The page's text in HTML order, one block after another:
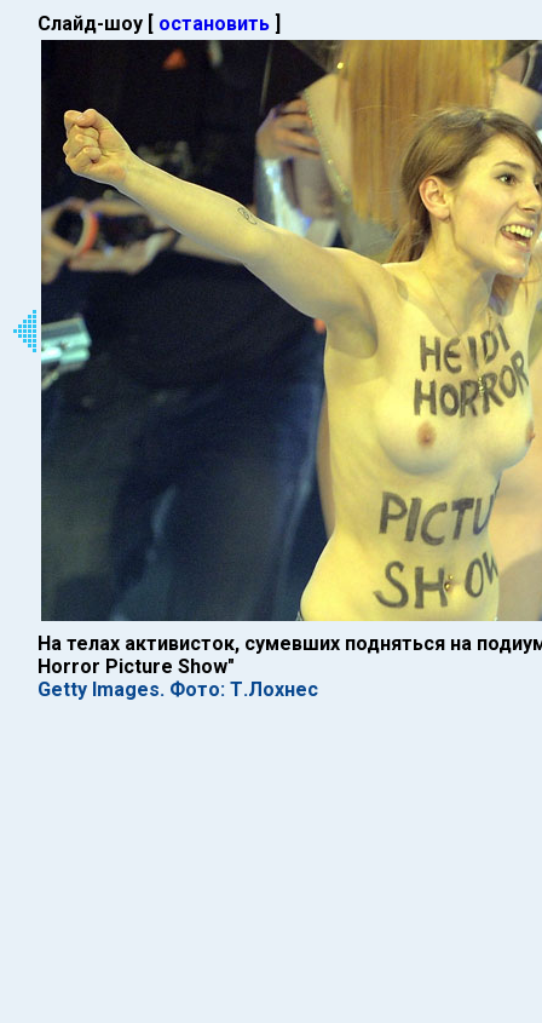
Слайд-шоу [ остановить ]
На телах активисток, сумевших подняться на
Horror Picture Show"
Getty Images. Фото: Т.Лохнес